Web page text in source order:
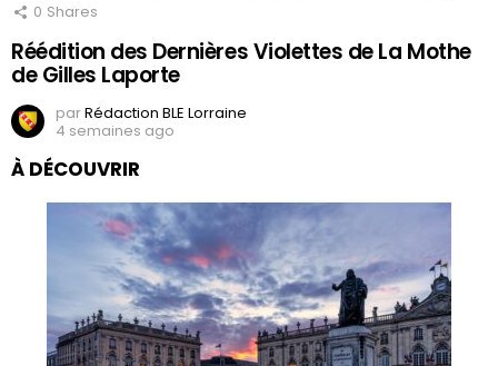
0 Shares
Réédition des Dernières Violettes de La Mothe
de Gilles Laporte
parRédaction BLE Lorraine
4 semaines ago
À DÉCOUVRIR